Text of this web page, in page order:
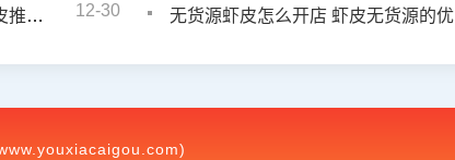
少 12-30 无货源虾皮怎么开店 虾皮无货源的优势在哪